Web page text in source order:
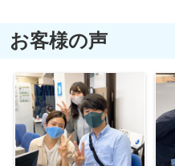
お客様の声